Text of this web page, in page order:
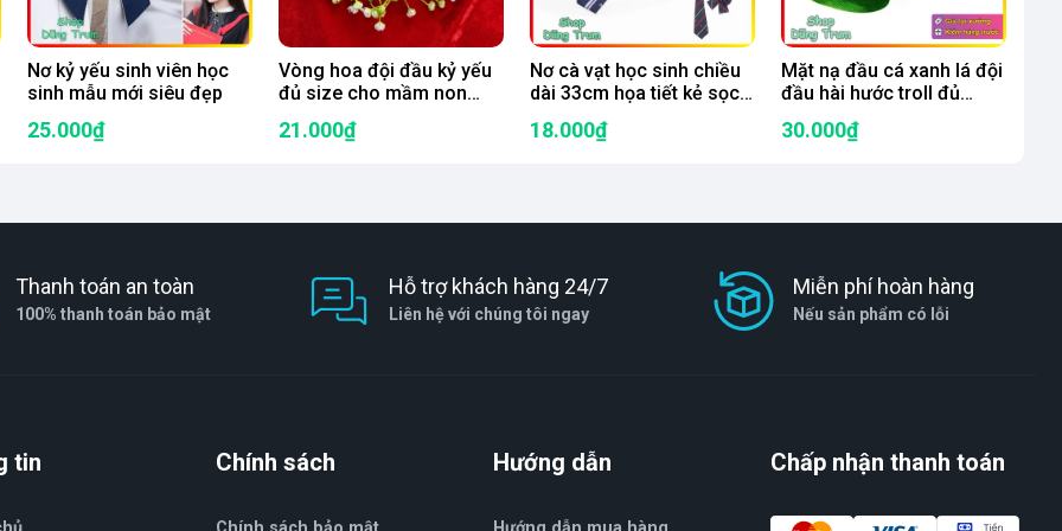
#maugiao #mamnon #tieuhoc #hocsinh #sinhnhat
Nơ kỷ yếu sinh viên học
sinh mẫu mới siêu đẹp
25.000₫
Vòng hoa đội đầu kỷ yếu
đủ size cho mầm non
đến người lớn
21.000₫
Nơ cà vạt học sinh chiều
dài 33cm họa tiết kẻ sọc
vương miện làm đồng
phục cà vạt và nơ học
18.000₫
Mặt nạ đầu cá xanh lá đội
đầu hài hước troll đủ
màu, mặt nạ xanh cá
chép bằng silicon hoá
30.000₫
Thanh toán an toàn
100% thanh toán bảo mật
Hỗ trợ khách hàng 24/7
Liên hệ với chúng tôi ngay
Miễn phí hoàn hàng
Nếu sản phẩm có lỗi
tin Chính sách Hướng dẫn Chấp nhận thanh toán